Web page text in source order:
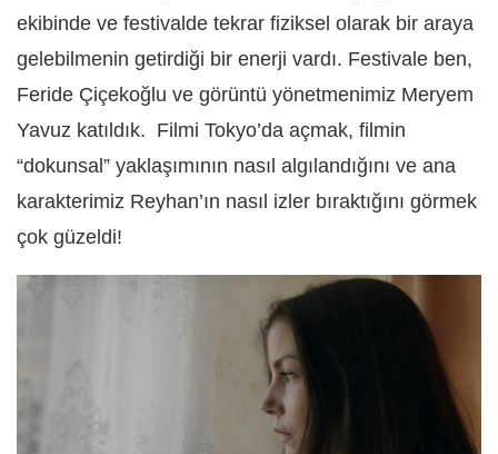
ekibinde ve festivalde tekrar fiziksel olarak bir araya
gelebilmenin getirdiği bir enerji vardı. Festivale ben,
Feride Çiçekoğlu ve görüntü yönetmenimiz Meryem
Yavuz katıldık. Filmi Tokyo’da açmak, filmin
“dokunsal” yaklaşımının nasıl algılandığını ve ana
karakterimiz Reyhan’ın nasıl izler bıraktığını görmek
çok güzeldi!